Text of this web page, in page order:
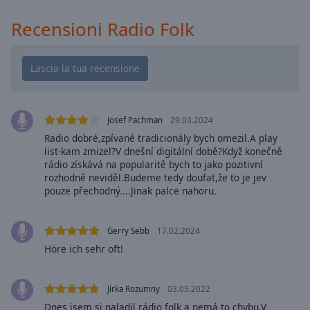
close
window.
Color
Color
Caption
Recensioni Radio Folk
Josef Pachman 29.03.2024
Radio dobré,zpívané tradicionály bych omezil.A play
list-kam zmizel?V dnešní digitální době?Když konečně
rádio získává na popularitě bych to jako pozitivní
rozhodně neviděl.Budeme tedy doufat,že to je jev
pouze přechodný....Jinak palce nahoru.
Gerry Sebb 17.02.2024
Höre ich sehr oft!
Jirka Rozumny 03.05.2022
Dnes jsem si naladil rádio folk a nemá to chybu.V